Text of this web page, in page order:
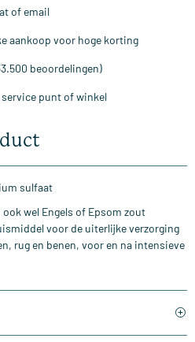
of email
aankoop voor hoge korting
beoordelingen)
punt of winkel
sulfaat
wel Engels of Epsom zout
voor de uiterlijke verzorging
rug en benen, voor en na intensieve